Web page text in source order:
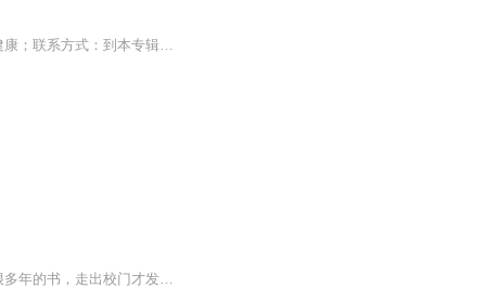
听节目，学养生，领好礼！专辑主讲老师是国医大师弟子；擅长用中医食疗+营养学调理亚健康；联系方式：到本专辑创作团队那里找；有健康问题，可私信或加老师免费咨询；+老师，送《日常养生160道中医食疗方》。
进财务自由实践社群，请+V：c1926835人们之所以深陷财务困境，是因为他们在学校读了很多年的书，走出校门才发现自己对金钱一无所知，无法适应残酷的现实世界。如果你想成为富人，如果你想实现财务自由，别再让自己为钱工作了，开始让资产为你工作吧！清崎...